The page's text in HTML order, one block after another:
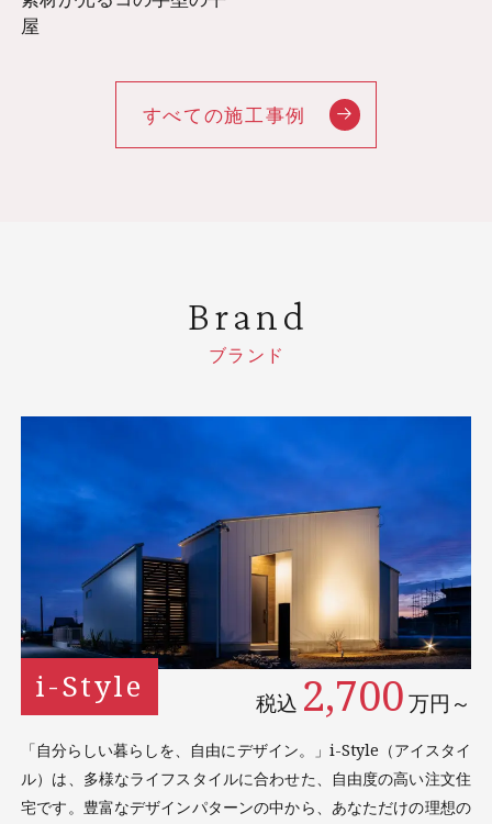
屋
すべての施工事例
ブランド
Brand
i-Style 税込 2,700万円～
「自分らしい暮らしを、自由にデザイン。」i-Style（アイスタイ
ル）は、多様なライフスタイルに合わせた、自由度の高い注文住
宅です。豊富なデザインパターンの中から、あなただけの理想の